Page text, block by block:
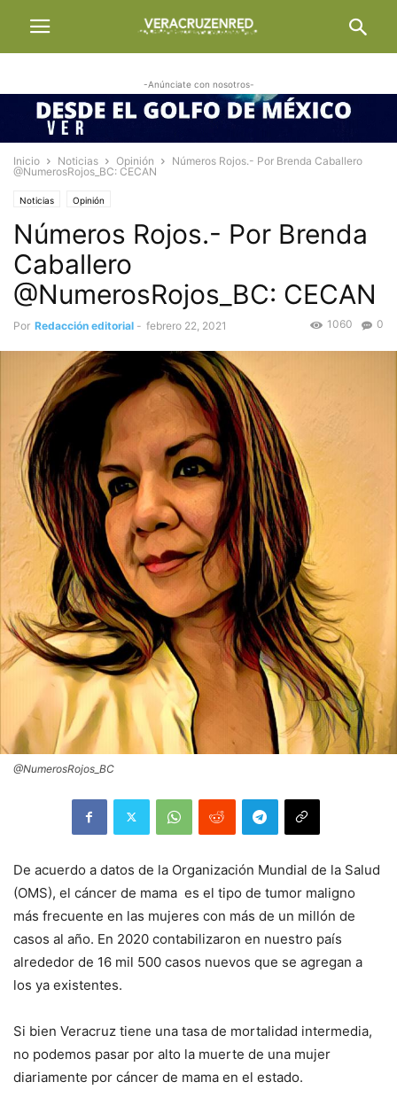
-Anúnciate con nosotros-
Inicio Noticias Opinión
Números Rojos.- Por Brenda Caballero
@NumerosRojos_BC: CECAN
Noticias Opinión
Números Rojos.- Por Brenda
Caballero
@NumerosRojos_BC: CECAN
Por Redacción editorial - febrero 22, 2021 0
1060
@NumerosRojos_BC
De acuerdo a datos de la Organización Mundial de la Salud
(OMS), el cáncer de mama es el tipo de tumor maligno
más frecuente en las mujeres con más de un millón de
casos al año. En 2020 contabilizaron en nuestro país
alrededor de 16 mil 500 casos nuevos que se agregan a
los ya existentes.
Si bien Veracruz tiene una tasa de mortalidad intermedia,
no podemos pasar por alto la muerte de una mujer
diariamente por cáncer de mama en el estado.